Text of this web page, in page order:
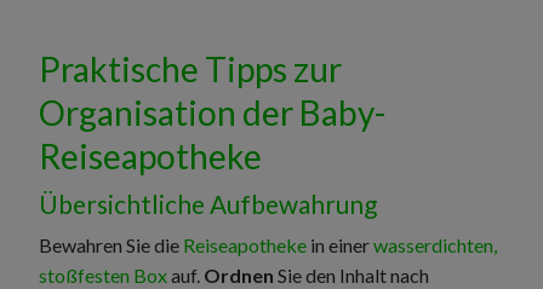
Praktische Tipps zur
Organisation der Baby-
Reiseapotheke
Übersichtliche Aufbewahrung
Bewahren Sie die Reiseapotheke in einerwasserdichten,
stoßfesten Boxauf. Ordnen Sie den Inhalt nach